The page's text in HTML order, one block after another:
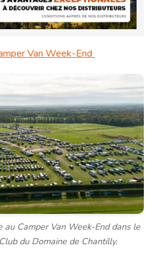
Van Week-End
au Camper Van Week-End dans le
du Domaine de Chantilly.